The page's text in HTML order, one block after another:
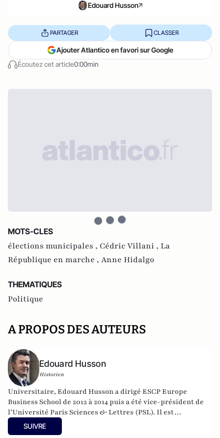
Edouard Husson
Écoutez cet article0:00min
PARTAGER CLASSER
Ajouter Atlantico en favori sur Google
MOTS-CLES
élections municipales , Cédric Villani , La
République en marche , Anne Hidalgo
THEMATIQUES
Politique
A PROPOS DES AUTEURS
Edouard Husson
Historien
Universitaire, Edouard Husson a dirigé ESCP Europe
Business School de 2012 à 2014puis a été vice-président de
l’Université Paris Sciences & Lettres (PSL). Il est
actuellement professeur à l’Institut Franco-Allemand
d’Etudes Européennes (à l’Université de Cergy-Pontoise).
SUIVRE